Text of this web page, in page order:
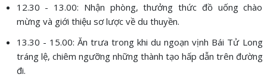
12.30 - 13.00: Nhận phòng, thưởng thức đồ uống chào
mừng và giới thiệu sơ lược về du thuyền.
13.30 - 15.00: Ăn trưa trong khi du ngoạn vịnh Bái Tử Long
tráng lệ, chiêm ngưỡng những thành tạo hấp dẫn trên đường
đi.